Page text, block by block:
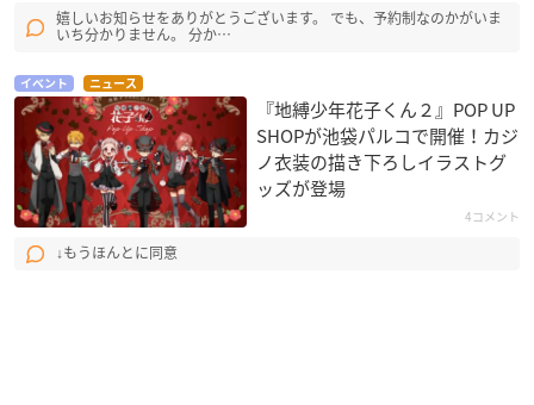
嬉しいお知らせをありがとうございます。 でも、予約制なのかがいま
いち分かりません。 分か…
イベント ニュース
『地縛少年花子くん２』POP UP
SHOPが池袋パルコで開催！カジ
ノ衣装の描き下ろしイラストグ
ッズが登場
4コメント
↓もうほんとに同意